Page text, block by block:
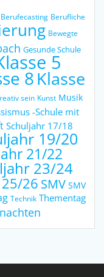
Berufecasting Berufliche
Bewegte
Gesunde Schule
5
8Klasse
sein Kunst Musik
-Schule mit
Schuljahr 17/18
19/20
21/22
23/24
26 SMV SMV
Technik Thementag